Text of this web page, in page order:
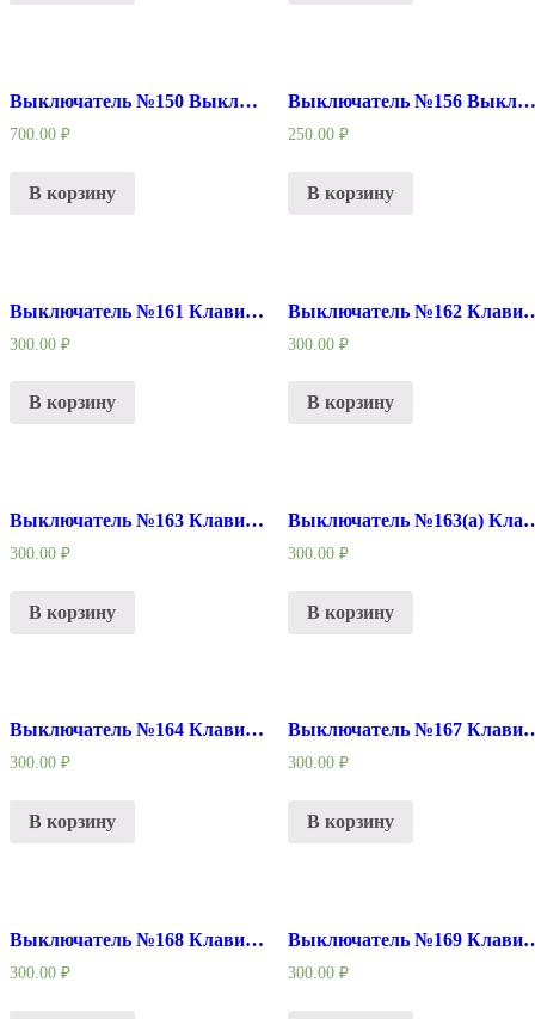
Выключатель №150 Выключатель подходит для перфоратора Bosch 2-24 с регулятором оборотов
700.00 ₽
В корзину
Выключатель №156 Выключатель перфоратор-лобзик (Китай)
250.00 ₽
В корзину
Выключатель №161 Клавиша-бочонок без фиксатора
300.00 ₽
В корзину
Выключатель №162
300.00 ₽
В корзину
Выключатель №163 Клавиша-бочонок малый:с фиксатором
300.00 ₽
В корзину
Выключатель №163(а)
300.00 ₽
В корзину
Выключатель №164 Клавиша-бочонок малый
300.00 ₽
В корзину
Выключатель №167
300.00 ₽
В корзину
Выключатель №168 Клавиша-бочонок малый
300.00 ₽
Выключатель №169
300.00 ₽